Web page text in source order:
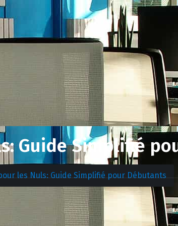
Guide Simplifié
les Nuls: Guide Simplifié pour Débutants